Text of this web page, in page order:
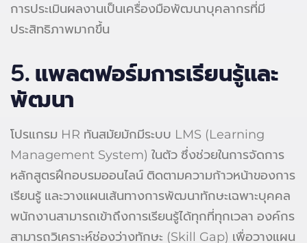
การประเมินผลงานเป็นเครื่องมือพัฒนาบุคลากรที่มี
ประสิทธิภาพมากขึ้น
5. แพลตฟอร์มการเรียนรู้และ
พัฒนา
โปรแกรม HR ทันสมัยมักมีระบบ LMS (Learning
Management System) ในตัว ซึ่งช่วยในการจัดการ
หลักสูตรฝึกอบรมออนไลน์ ติดตามความก้าวหน้าของการ
เรียนรู้ และวางแผนเส้นทางการพัฒนาทักษะเฉพาะบุคคล
พนักงานสามารถเข้าถึงการเรียนรู้ได้ทุกที่ทุกเวลา องค์กร
สามารถวิเคราะห์ช่องว่างทักษะ (Skill Gap) เพื่อวางแผน